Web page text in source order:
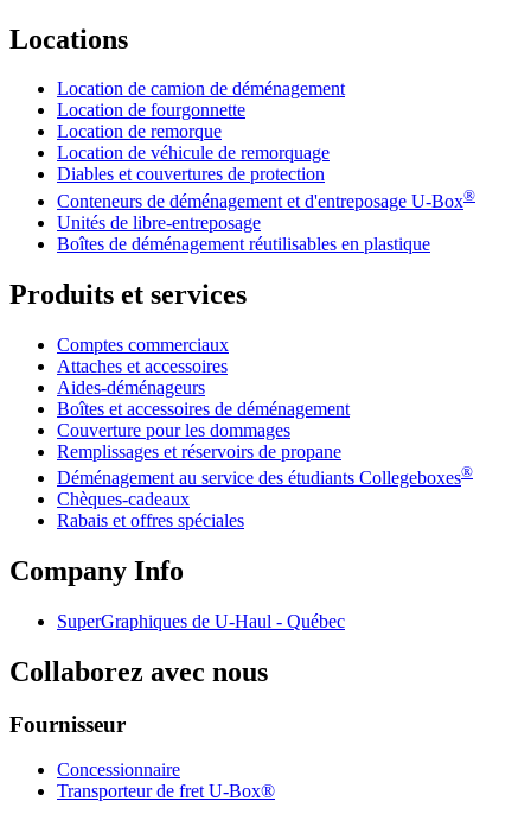
Locations
Location de camion de déménagement
Location de fourgonnette
Location de remorque
Location de véhicule de remorquage
Diables et couvertures de protection
Conteneurs de déménagement et d'entreposage U-Box®
Unités de libre-entreposage
Boîtes de déménagement réutilisables en plastique
Produits et services
Comptes commerciaux
Attaches et accessoires
Aides-déménageurs
Boîtes et accessoires de déménagement
Couverture pour les dommages
Remplissages et réservoirs de propane
Déménagement au service des étudiants Collegeboxes®
Chèques-cadeaux
Rabais et offres spéciales
Company Info
SuperGraphiques de U-Haul - Québec
Collaborez avec nous
Fournisseur
Concessionnaire
Transporteur de fret U-Box®